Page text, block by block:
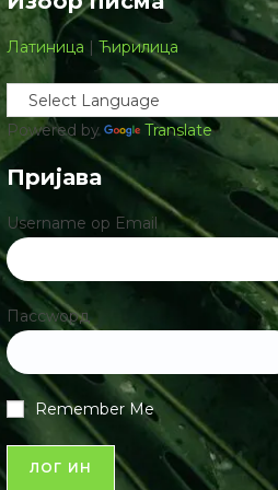
Латиница | Ћирилица
Powered by Translate
Пријава
Username ор Email
Пассwорд
Remember Me